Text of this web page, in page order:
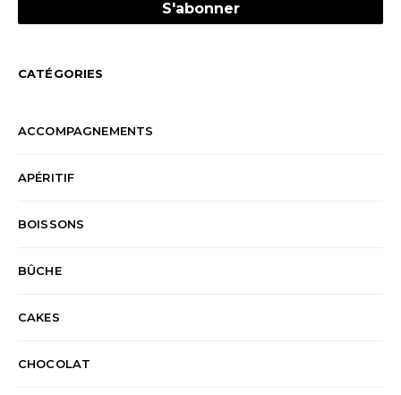
CATÉGORIES
ACCOMPAGNEMENTS
APÉRITIF
BOISSONS
BÛCHE
CAKES
CHOCOLAT